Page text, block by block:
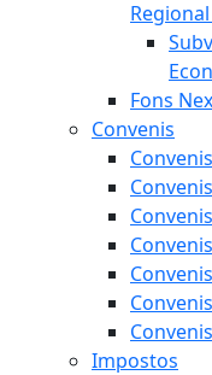
Regional
Fons
Convenis
Impostos